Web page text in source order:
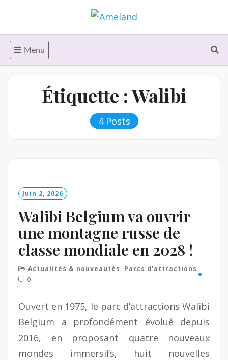
content
Menu
Étiquette :Walibi
4 Posts
Juin 2, 2026
Walibi Belgium va ouvrir
une montagne russe de
classe mondiale en 2028 !
Actualités & nouveautés, Parcs d'attractions
0
Ouvert en 1975, le parc d’attractions Walibi
Belgium a profondément évolué depuis
2016, en proposant quatre nouveaux
mondes immersifs, huit nouvelles